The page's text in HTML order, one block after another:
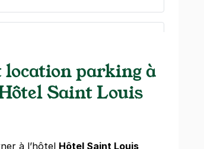
(tarifs dégressifs)
location parking à
Saint Louis
à l’hôtel Hôtel Saint Louis